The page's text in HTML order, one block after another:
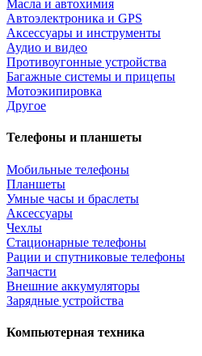
Масла и автохимия
Автоэлектроника и GPS
Аксессуары и инструменты
Аудио и видео
Противоугонные устройства
Багажные системы и прицепы
Мотоэкипировка
Другое
Телефоны и планшеты
Мобильные телефоны
Планшеты
Умные часы и браслеты
Аксессуары
Чехлы
Стационарные телефоны
Рации и спутниковые телефоны
Запчасти
Внешние аккумуляторы
Зарядные устройства
Компьютерная техника